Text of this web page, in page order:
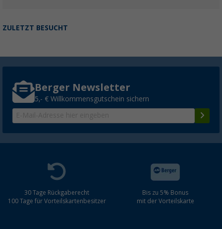
ZULETZT BESUCHT
Berger Newsletter
5,- € Willkommensgutschein sichern
30 Tage Rückgaberecht
100 Tage für Vorteilskartenbesitzer
Bis zu 5% Bonus
mit der Vorteilskarte